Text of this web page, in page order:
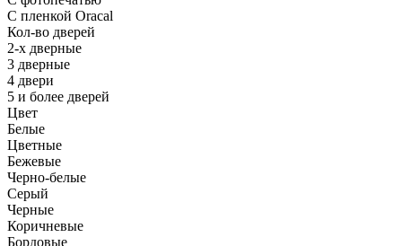
С пленкой Oracal
Кол-во дверей
2-х дверные
3 дверные
4 двери
5 и более дверей
Цвет
Белые
Цветные
Бежевые
Черно-белые
Серый
Черные
Коричневые
Бордовые